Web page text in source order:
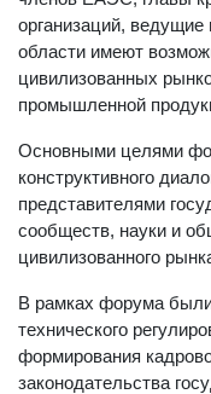
организаций,
области имеют
цивилизованных
промышленной
Основными целями
конструктивного
представителями
сообществ, науки и
цивилизованного
В рамках форума
технического
формирования
законодательства